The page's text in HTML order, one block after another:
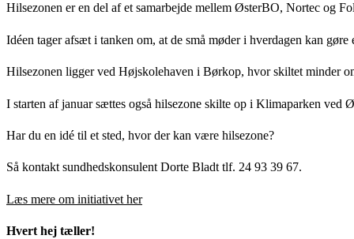
Hilsezonen er en del af et samarbejde mellem ØsterBO, Nortec og
Idéen tager afsæt i tanken om, at de små møder i hverdagen kan
Hilsezonen ligger ved Højskolehaven i Børkop, hvor skiltet minder
I starten af januar sættes også hilsezone skilte op i Klimaparken ved
Har du en idé til et sted, hvor der kan være hilsezone?
Så kontakt sundhedskonsulent Dorte Bladt tlf. 24 93 39 67.
Læs mere om initiativet her
Hvert hej tæller!